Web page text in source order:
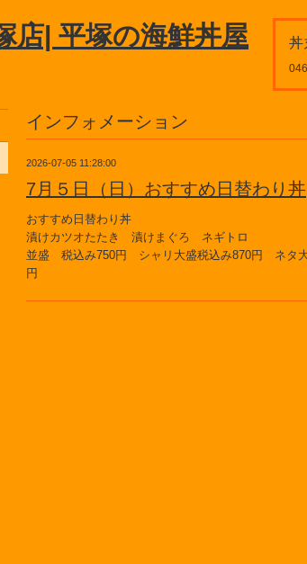
丼
店| 平塚の海鮮丼屋
インフォメーション
2026-07-05 11:28:00
7月５日（日）おすすめ日替わり丼
おすすめ日替わり丼
漬けカツオたたき 漬けまぐろ ネギトロ
並盛 税込み750円 シャリ大盛税込み870円 ネタ
円